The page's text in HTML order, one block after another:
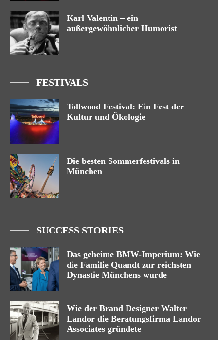
Karl Valentin – ein
außergewöhnlicher Humorist
FESTIVALS
Tollwood Festival: Ein Fest der
Kultur und Ökologie
Die besten Sommerfestivals in
München
SUCCESS STORIES
Das geheime BMW-Imperium: Wie
die Familie Quandt zur reichsten
Dynastie Münchens wurde
Wie der Brand Designer Walter
Landor die Beratungsfirma Landor
Associates gründete